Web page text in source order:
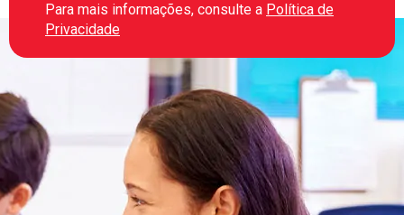
Para mais informações, consulte a Política de
Privacidade